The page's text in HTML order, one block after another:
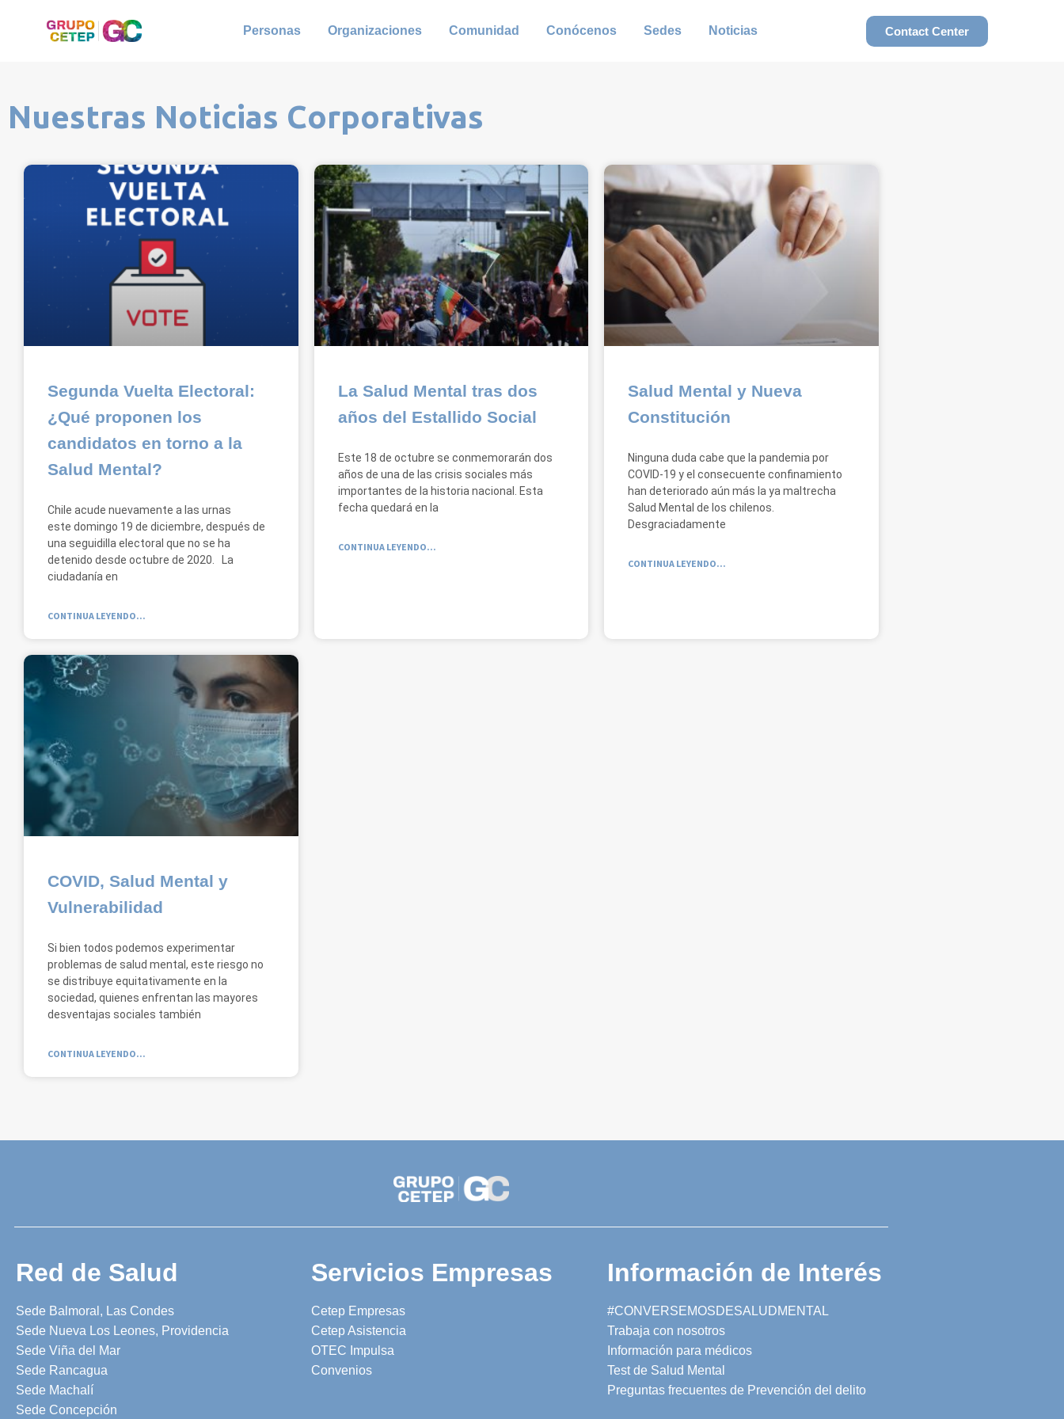
Personas Organizaciones Comunidad Conócenos Sedes Noticias Contact Center
Nuestras Noticias Corporativas
Segunda Vuelta Electoral:
¿Qué proponen los
candidatos en torno a la
Salud Mental?
Chile acude nuevamente a las urnas
este domingo 19 de diciembre, después de
una seguidilla electoral que no se ha
detenido desde octubre de 2020. La
ciudadanía en
CONTINUA LEYENDO...
La Salud Mental tras dos
años del Estallido Social
Este 18 de octubre se conmemorarán dos
años de una de las crisis sociales más
importantes de la historia nacional. Esta
fecha quedará en la
CONTINUA LEYENDO...
Salud Mental y Nueva
Constitución
Ninguna duda cabe que la pandemia por
COVID-19 y el consecuente confinamiento
han deteriorado aún más la ya maltrecha
Salud Mental de los chilenos.
Desgraciadamente
CONTINUA LEYENDO...
COVID, Salud Mental y
Vulnerabilidad
Si bien todos podemos experimentar
problemas de salud mental, este riesgo no
se distribuye equitativamente en la
sociedad, quienes enfrentan las mayores
desventajas sociales también
CONTINUA LEYENDO...
Red de Salud
Sede Balmoral, Las Condes
Sede Nueva Los Leones, Providencia
Sede Viña del Mar
Sede Rancagua
Sede Machalí
Sede Concepción
Servicios Empresas
Cetep Empresas
Cetep Asistencia
OTEC Impulsa
Convenios
Información de Interés
#CONVERSEMOSDESALUDMENTAL
Trabaja con nosotros
Información para médicos
Test de Salud Mental
Preguntas frecuentes de Prevención del delito